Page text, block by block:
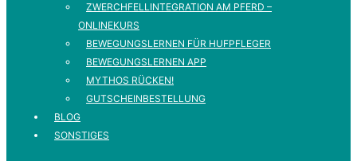
ZWERCHFELLINTEGRATION AM PFERD –
ONLINEKURS
BEWEGUNGSLERNEN FÜR HUFPFLEGER
BEWEGUNGSLERNEN APP
MYTHOS RÜCKEN!
GUTSCHEINBESTELLUNG
BLOG
SONSTIGES